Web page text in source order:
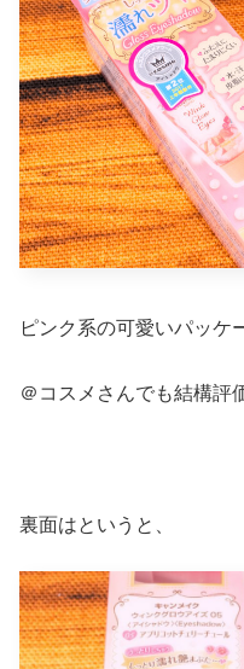
ピンク系の可愛いパッケ
＠コスメさんでも結構評
裏面はというと、